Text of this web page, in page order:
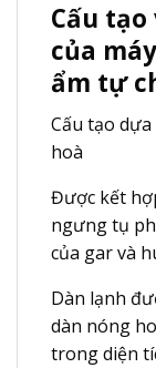
Cấu
của
ẩm tự
Cấu tạo
hoà
Được kết
ngưng tụ
của gar và
Dàn lạnh
dàn nóng
trong diện